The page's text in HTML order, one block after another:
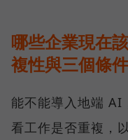
哪些企業現在
複性與三個條件
能不能導入地端 AI
看工作是否重複，